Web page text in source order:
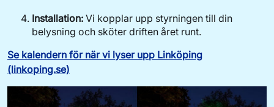
Installation: Vi kopplar upp styrningen till din
belysning och sköter driften året runt.
Se kalendern för när vi lyser upp Linköping
(linkoping.se)